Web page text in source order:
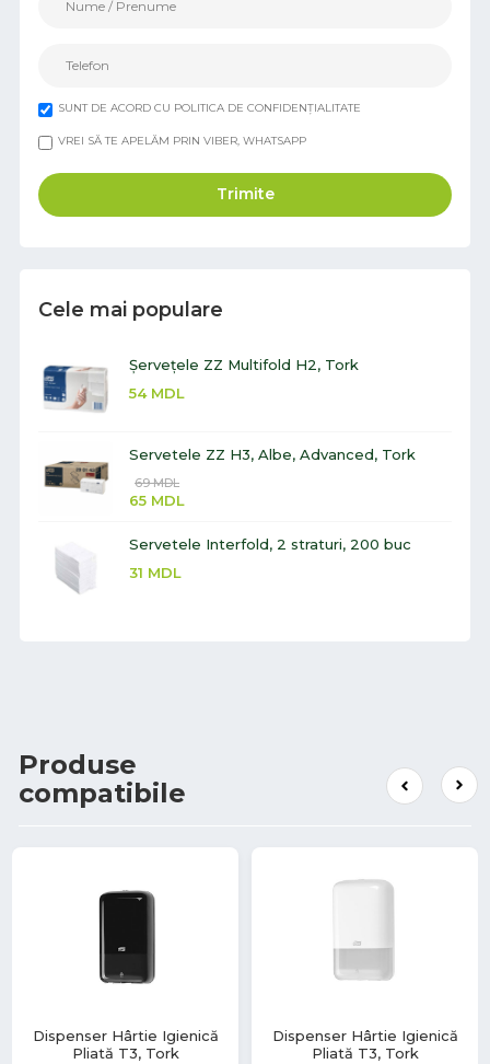
SUNT DE ACORD CU POLITICA DE CONFIDENȚIALITATE
VREI SĂ TE APELĂM PRIN VIBER, WHATSAPP
Trimite
Cele mai populare
Șervețele ZZ Multifold H2, Tork
54 MDL
Servetele ZZ H3, Albe, Advanced, Tork
69MDL
65 MDL
Servetele Interfold, 2 straturi, 200 buc
31 MDL
Produse
compatibile
Dispenser Hârtie Igienică
Pliată T3, Tork
Dispenser Hârtie Igienică
Pliată T3, Tork